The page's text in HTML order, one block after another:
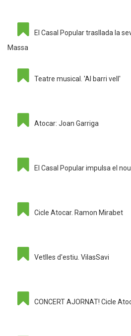
El Casal Popular trasllada la
Massa
Teatre musical. 'Al barri vell'
Atocar: Joan Garriga
El Casal Popular impulsa el
Cicle Atocar. Ramon Mirabet
Vetlles d'estiu. VilasSavi
CONCERT AJORNAT! Cicle